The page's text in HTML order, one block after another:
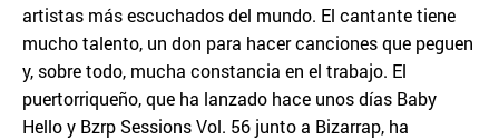
artistas más escuchados del mundo. El cantante tiene
mucho talento, un don para hacer canciones que peguen
y, sobre todo, mucha constancia en el trabajo. El
puertorriqueño, que ha lanzado hace unos días Baby
Hello y Bzrp Sessions Vol. 56 junto a Bizarrap, ha